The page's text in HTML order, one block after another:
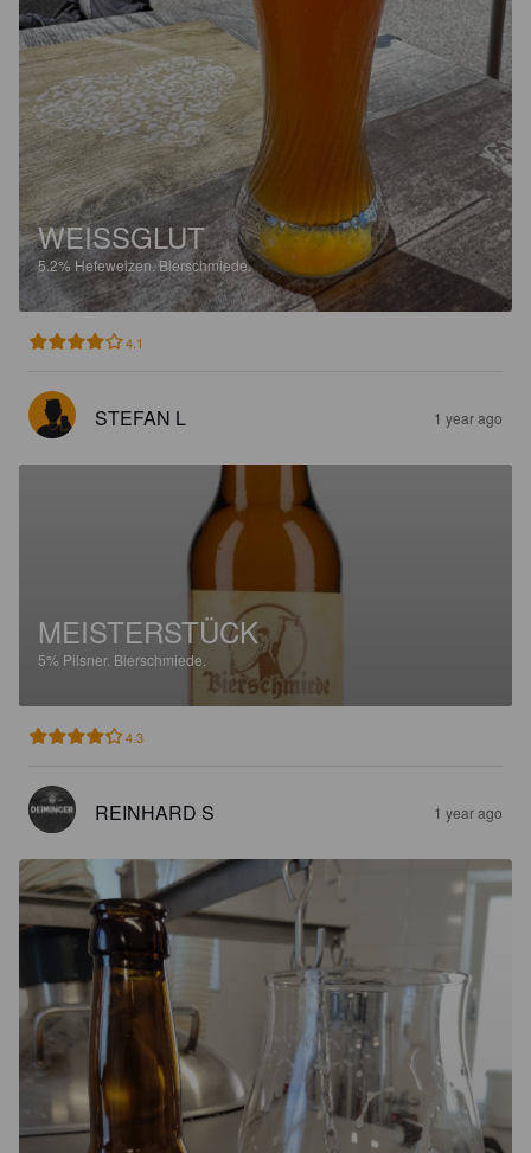
WEISSGLUT
5.2% Hefeweizen.Bierschmiede.
4.1
STEFAN L 1 year ago
MEISTERSTÜCK
5% Pilsner. Bierschmiede.
4.3
REINHARD S 1 year ago